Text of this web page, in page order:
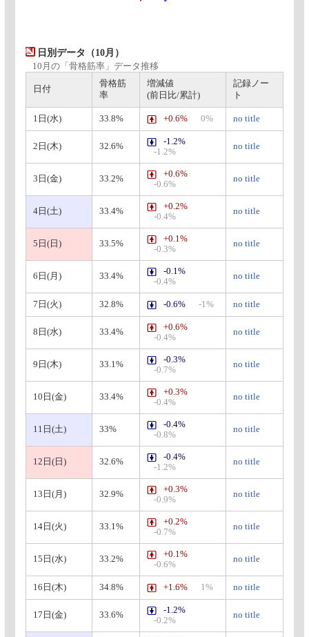
日別データ（10月）
10月の「骨格筋率」データ推移
日付
骨格筋
率
増減値
(前日比/累計)
記録ノー
ト
1日(水) 33.8% +0.6% 0% no title
2日(木) 32.6%
-1.2%
-1.2%
no title
3日(金) 33.2%
+0.6%
-0.6%
no title
4日(土) 33.4%
+0.2%
-0.4%
no title
5日(日) 33.5%
+0.1%
-0.3%
no title
6日(月) 33.4%
-0.1%
-0.4%
no title
7日(火) 32.8% -0.6% -1% no title
8日(水) 33.4%
+0.6%
-0.4%
no title
9日(木) 33.1%
-0.3%
-0.7%
no title
10日(金) 33.4%
+0.3%
-0.4%
no title
11日(土) 33%
-0.4%
-0.8%
no title
12日(日) 32.6%
-0.4%
-1.2%
no title
13日(月) 32.9%
+0.3%
-0.9%
no title
14日(火) 33.1%
+0.2%
-0.7%
no title
15日(水) 33.2%
+0.1%
-0.6%
no title
16日(木) 34.8% +1.6% 1% no title
17日(金) 33.6%
-1.2%
-0.2%
no title